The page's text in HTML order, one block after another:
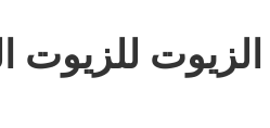
للزيوت